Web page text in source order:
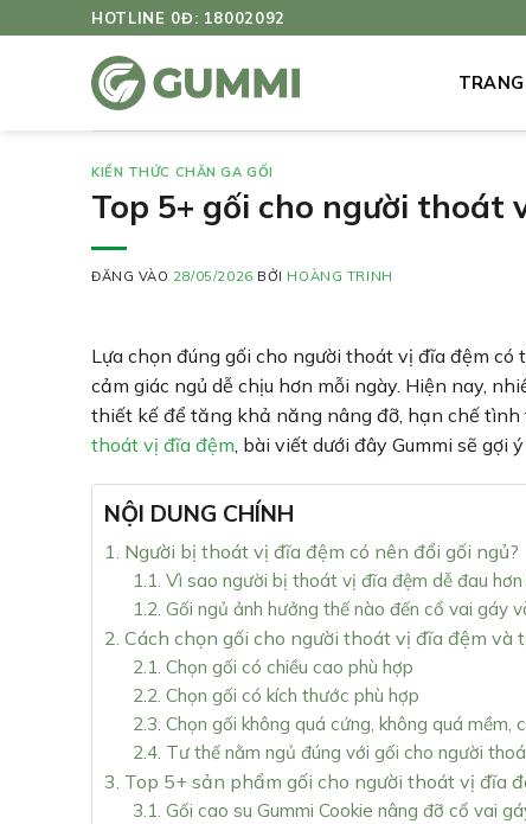
qua
HOTLINE 0Đ: 18002092
KIẾN THỨC CHĂN GA GỐI
Top 5+ gối cho người thoát
ĐĂNG VÀO 28/05/2026 BỞI HOÀNG TRINH
Lựa chọn đúng gối cho người thoát vị đĩa đệm
cảm giác ngủ dễ chịu hơn mỗi ngày. Hiện nay,
thiết kế để tăng khả năng nâng đỡ, hạn chế tình
thoát vị đĩa đệm , bài viết dưới đây Gummi sẽ
NỘI DUNG CHÍNH
1. Người bị thoát vị đĩa đệm có nên đổi gối ngủ?
1.1. Vì sao người bị thoát vị đĩa đệm dễ đau hơn
1.2. Gối ngủ ảnh hưởng thế nào đến cổ vai gáy
2. Cách chọn gối cho người thoát vị đĩa đệm và
2.1. Chọn gối có chiều cao phù hợp
2.2. Chọn gối có kích thước phù hợp
2.3. Chọn gối không quá cứng, không quá mềm,
2.4. Tư thế nằm ngủ đúng với gối cho người
3. Top 5+ sản phẩm gối cho người thoát vị đĩa
3.1. Gối cao su Gummi Cookie nâng đỡ cổ vai